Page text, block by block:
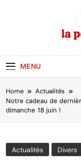
MENU
Home Actualités
Notre cadeau de
dimanche 18 juin !
Actualités Divers